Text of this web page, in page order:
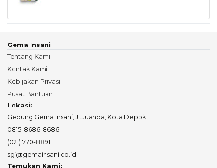
Gema Insani
Tentang Kami
Kontak Kami
Kebijakan Privasi
Pusat Bantuan
Lokasi:
Gedung Gema Insani, Jl.Juanda, Kota Depok
0815-8686-8686
(021) 770-8891
sgi@gemainsani.co.id
Temukan Kami: